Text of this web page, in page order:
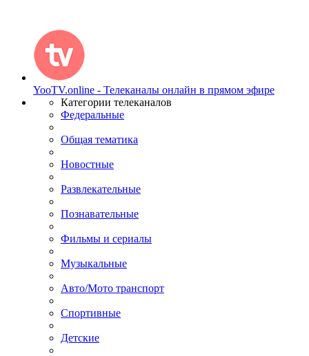
YooTV.online - Телеканалы онлайн в прямом эфире
Категории телеканалов
Федеральные
Общая тематика
Новостные
Развлекательные
Познавательные
Фильмы и сериалы
Музыкальные
Авто/Мото транспорт
Спортивные
Детские